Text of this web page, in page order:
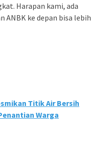
Harapan kami, ada
ANBK ke depan bisa lebih
Titik Air Bersih
Warga